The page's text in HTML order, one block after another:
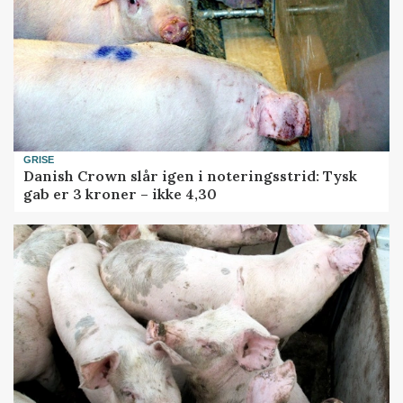
GRISE
Danish Crown slår igen i noteringsstrid: Tysk
gab er 3 kroner – ikke 4,30